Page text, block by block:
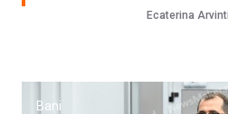
Ecaterina
Bani